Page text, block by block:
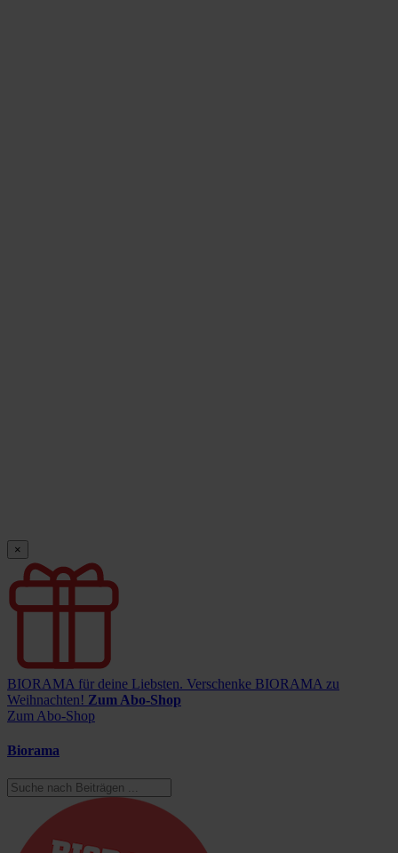
×
BIORAMA für deine Liebsten. Verschenke BIORAMA zu
Weihnachten! Zum Abo-Shop
Zum Abo-Shop
Biorama